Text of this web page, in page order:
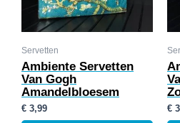
Servetten
Ambiente Servetten
Van Gogh
Amandelbloesem
€ 3,99 €